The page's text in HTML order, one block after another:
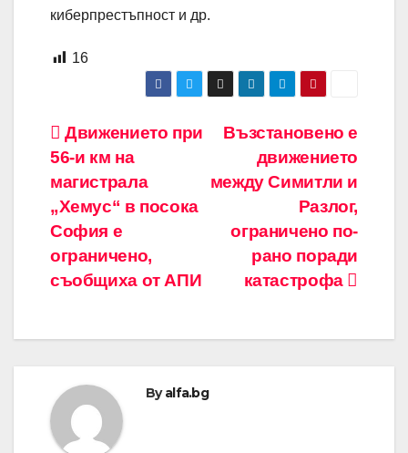
киберпрестъпност и др.
16
Навигация
Възстановено е
движението
между Симитли и
Разлог,
ограничено по-
рано поради
катастрофа
Движението при
56-и км на
магистрала
„Хемус“ в посока
София е
ограничено,
съобщиха от АПИ
Byalfa.bg